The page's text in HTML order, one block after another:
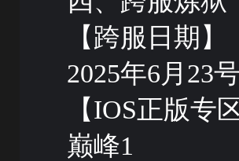
【跨服日期】
2025年6月23
【IOS正版
巅峰1